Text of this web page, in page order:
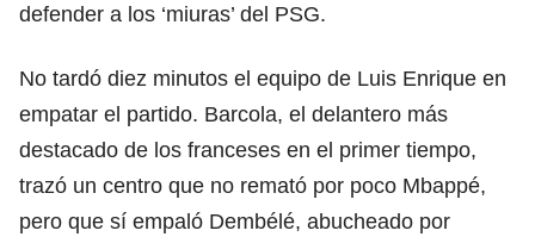
defender a los ‘miuras’ del PSG.
No tardó diez minutos el equipo de Luis Enrique en
empatar el partido. Barcola, el delantero más
destacado de los franceses en el primer tiempo,
trazó un centro que no remató por poco Mbappé,
pero que sí empaló Dembélé, abucheado por